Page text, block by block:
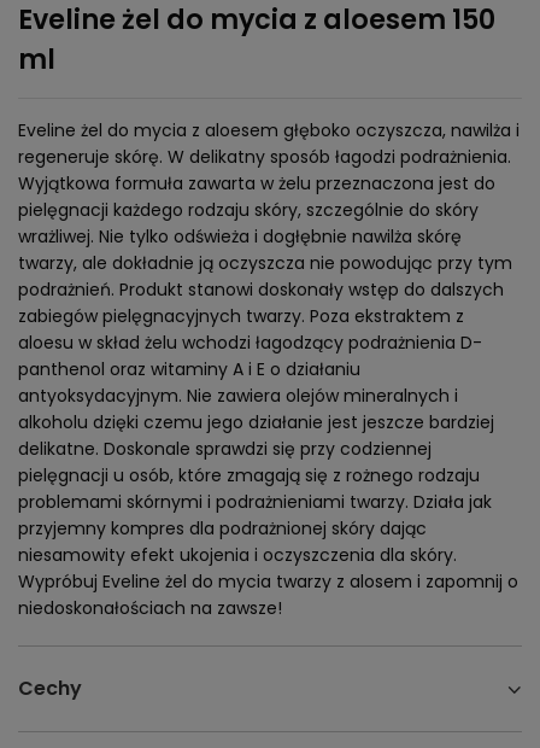
Eveline żel do mycia z aloesem 150
ml
Eveline żel do mycia z aloesem głęboko oczyszcza, nawilża i
regeneruje skórę. W delikatny sposób łagodzi podrażnienia.
Wyjątkowa formuła zawarta w żelu przeznaczona jest do
pielęgnacji każdego rodzaju skóry, szczególnie do skóry
wrażliwej. Nie tylko odświeża i dogłębnie nawilża skórę
twarzy, ale dokładnie ją oczyszcza nie powodując przy tym
podrażnień. Produkt stanowi doskonały wstęp do dalszych
zabiegów pielęgnacyjnych twarzy. Poza ekstraktem z
aloesu w skład żelu wchodzi łagodzący podrażnienia D-
panthenol oraz witaminy A i E o działaniu
antyoksydacyjnym. Nie zawiera olejów mineralnych i
alkoholu dzięki czemu jego działanie jest jeszcze bardziej
delikatne. Doskonale sprawdzi się przy codziennej
pielęgnacji u osób, które zmagają się z rożnego rodzaju
problemami skórnymi i podrażnieniami twarzy. Działa jak
przyjemny kompres dla podrażnionej skóry dając
niesamowity efekt ukojenia i oczyszczenia dla skóry.
Wypróbuj Eveline żel do mycia twarzy z alosem i zapomnij o
niedoskonałościach na zawsze!
Cechy